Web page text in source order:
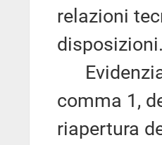
relazioni
comma 1,
riapertura